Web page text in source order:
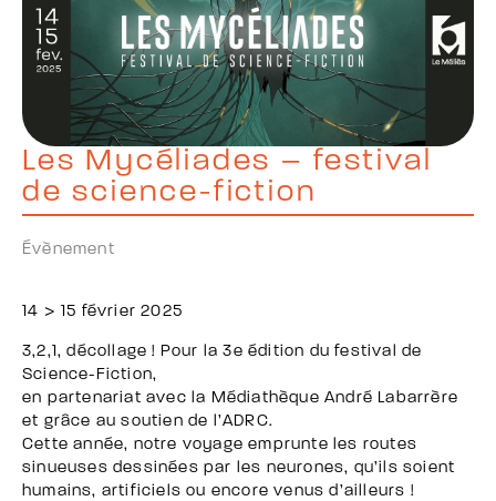
Les Mycéliades – festival
de science-fiction
Évènement
14 > 15 février 2025
3,2,1, décollage ! Pour la 3e édition du festival de
Science-Fiction,
en partenariat avec la Médiathèque André Labarrère
et grâce au soutien de l’ADRC.
Cette année, notre voyage emprunte les routes
sinueuses dessinées par les neurones, qu’ils soient
humains, artificiels ou encore venus d’ailleurs !